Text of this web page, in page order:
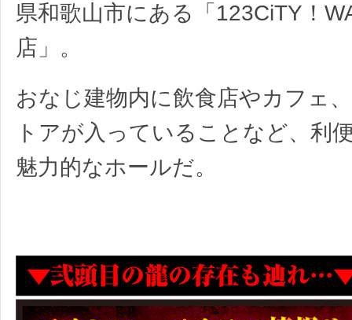
県和歌山市にある「123CiTY！
店」。
おなじ建物内に飲食店やカフェ
トアが入っていることなど、利
魅力的なホールだ。